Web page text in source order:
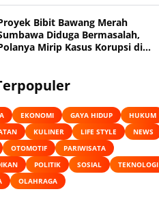
Bibit Bawang Merah
Diduga Bermasalah,
Mirip Kasus Korupsi di
EKONOMI GAYA HIDUP
HUKUM
KULINER LIFE STYLE
NEWS
OTOMOTIF
PARIWISATA
POLITIK SOSIAL
TEKNOLOGI
OLAHRAGA